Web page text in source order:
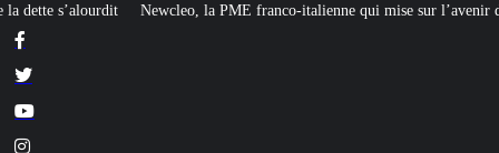
franco-italienne qui mise sur l’avenir du « mini nucléaire » Face aux